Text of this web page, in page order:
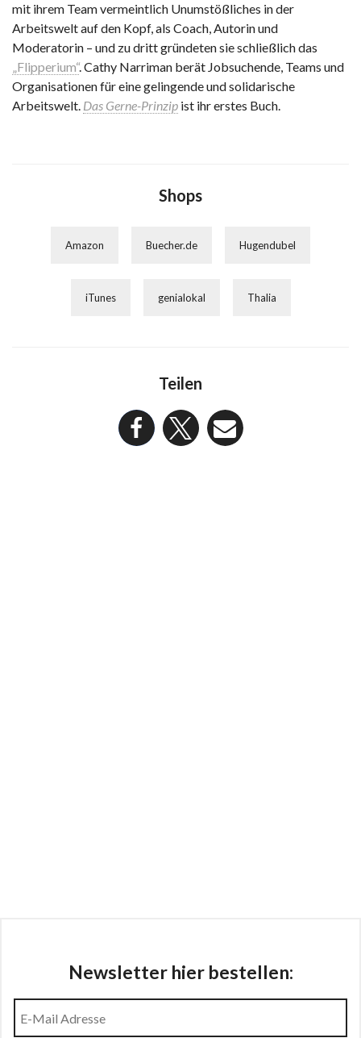
mit ihrem Team vermeintlich Unumstößliches in der
Arbeitswelt auf den Kopf, als Coach, Autorin und
Moderatorin – und zu dritt gründeten sie schließlich das
„Flipperium“. Cathy Narriman berät Jobsuchende, Teams und
Organisationen für eine gelingende und solidarische
Arbeitswelt. Das Gerne-Prinzip ist ihr erstes Buch.
Shops
Amazon Buecher.de Hugendubel
iTunes genialokal Thalia
Teilen
Newsletter hier bestellen: